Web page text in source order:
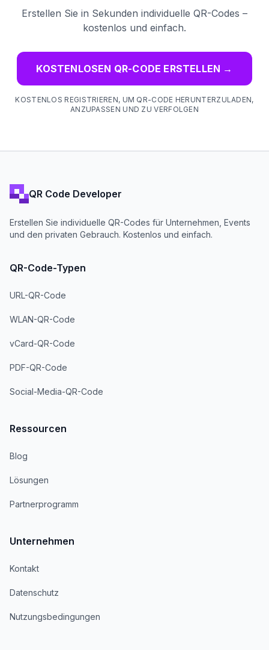
Erstellen Sie in Sekunden individuelle QR-Codes –
kostenlos und einfach.
KOSTENLOSEN QR-CODE ERSTELLEN →
KOSTENLOS REGISTRIEREN, UM QR-CODE HERUNTERZULADEN,
ANZUPASSEN UND ZU VERFOLGEN
QR Code Developer
Erstellen Sie individuelle QR-Codes für Unternehmen, Events
und den privaten Gebrauch. Kostenlos und einfach.
QR-Code-Typen
URL-QR-Code
WLAN-QR-Code
vCard-QR-Code
PDF-QR-Code
Social-Media-QR-Code
Ressourcen
Blog
Lösungen
Partnerprogramm
Unternehmen
Kontakt
Datenschutz
Nutzungsbedingungen